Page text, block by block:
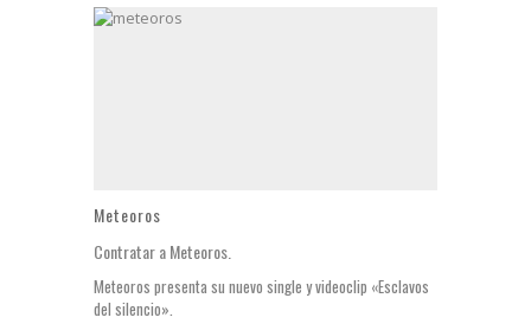
Meteoros
Contratar a Meteoros.
Meteoros presenta su nuevo single y videoclip «Esclavos
del silencio».